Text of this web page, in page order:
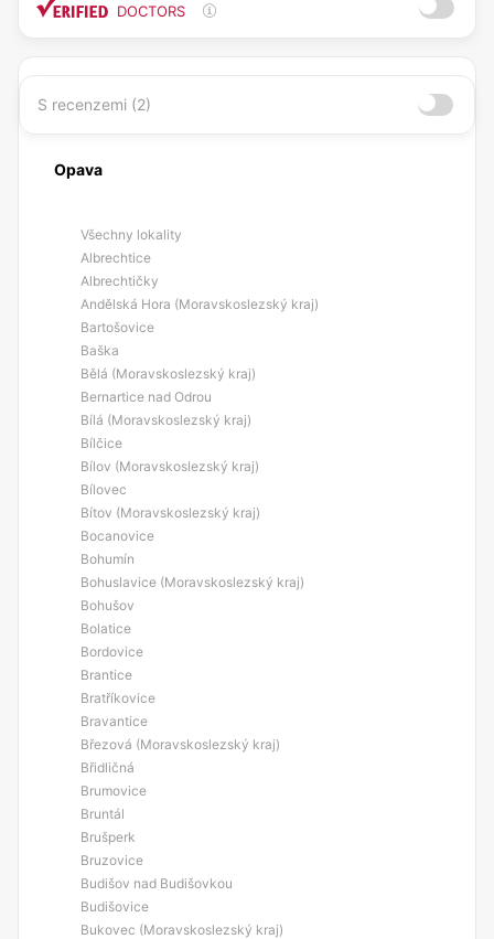
DOCTORS
S recenzemi (2)
Opava
Všechny lokality
Albrechtice
Albrechtičky
Andělská Hora (Moravskoslezský kraj)
Bartošovice
Baška
Bělá (Moravskoslezský kraj)
Bernartice nad Odrou
Bílá (Moravskoslezský kraj)
Bílčice
Bílov (Moravskoslezský kraj)
Bílovec
Bítov (Moravskoslezský kraj)
Bocanovice
Bohumín
Bohuslavice (Moravskoslezský kraj)
Bohušov
Bolatice
Bordovice
Brantice
Bratříkovice
Bravantice
Březová (Moravskoslezský kraj)
Břidličná
Brumovice
Bruntál
Brušperk
Bruzovice
Budišov nad Budišovkou
Budišovice
Bukovec (Moravskoslezský kraj)